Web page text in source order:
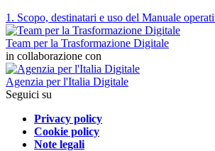
1. Scopo, destinatari e uso del Manuale
Team per la Trasformazione Digitale
in collaborazione con
Agenzia per l'Italia Digitale
Seguici su
Privacy policy
Cookie policy
Note legali